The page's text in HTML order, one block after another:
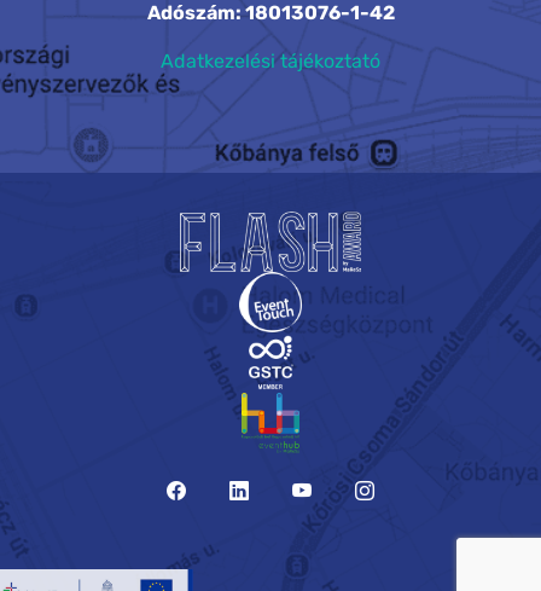
Adószám: 18013076-1-42
Adatkezelési tájékoztató